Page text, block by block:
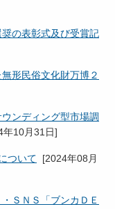
の表彰式及び受賞記
形民俗文化財万博２
ンディング型市場調
年10月31日]
ついて [2024年08月
ＳＮＳ「ブンカＤＥ